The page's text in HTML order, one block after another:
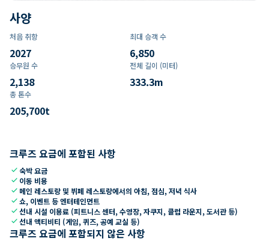
사양
처음 취항
2027
최대 승객 수
6,850
승무원 수
2,138
전체 길이 (미터)
333.3m
총 톤수
205,700t
크루즈 요금에 포함된 사항
check숙박 요금
check 이동 비용
check 메인 레스토랑 및 뷔페 레스토랑에서의 아침, 점심, 저녁 식사
check쇼, 이벤트 등 엔터테인먼트
check선내 시설 이용료 (피트니스 센터, 수영장, 자쿠지, 클럽 라운지, 도서관 등)
check선내 액티비티 (게임, 퀴즈, 공예 교실 등)
크루즈 요금에 포함되지 않은 사항